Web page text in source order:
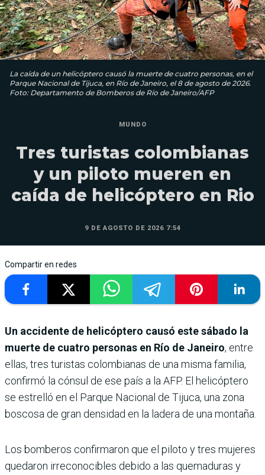
La caída de un helicóptero causó la muerte de cuatro personas, en el
Parque Nacional de Tijuca, en Río de Janeiro, el 8 de agosto de 2026.
Foto: Departamento de Bomberos de Río de Janeiro/AFP
MUNDO
Tres turistas colombianas
y un piloto mueren en
caída de helicóptero en Rio
9 DE AGOSTO DE 2026 7:54
Compartir en redes
Un accidente de helicóptero causó este sábado la
muerte de cuatro personas en Río de Janeiro, entre
ellas, tres turistas colombianas de una misma familia,
confirmó la cónsul de ese país a la AFP. El helicóptero
se estrelló en el Parque Nacional de Tijuca, una zona
boscosa de gran densidad en la ladera de una montaña.
Los bomberos confirmaron que el piloto y tres mujeres
quedaron irreconocibles debido a las quemaduras y